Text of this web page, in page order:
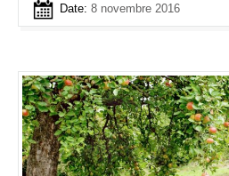
Date: 8 novembre 2016